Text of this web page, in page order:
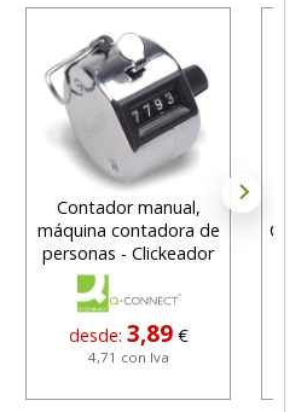
Contador manual,
máquina contadora de
personas - Clickeador
desde: 3,89 €
4,71 con Iva